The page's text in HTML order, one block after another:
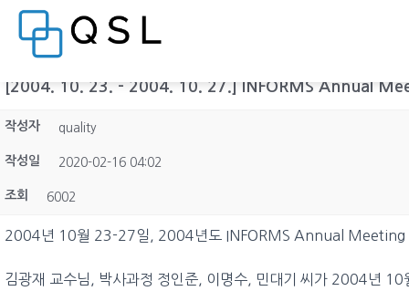
[2004. 10. 23. - 2004. 10. 27.] INFORMS Annual
작성자 quality
작성일 2020-02-16 04:02
조회 6002
2004년 10월 23-27일, 2004년도 INFORMS Annual Meeting
김광재 교수님, 박사과정 정인준, 이명수, 민대기 씨가 2004년